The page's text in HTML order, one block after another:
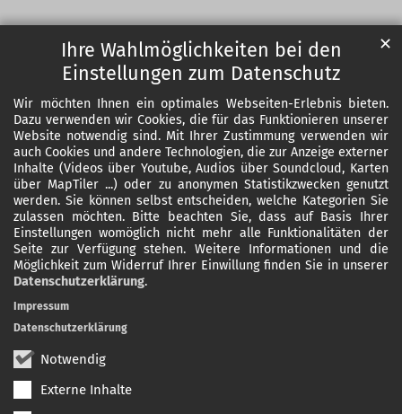
Ihre Wahlmöglichkeiten bei den
Einstellungen zum Datenschutz
Wir möchten Ihnen ein optimales Webseiten-Erlebnis bieten.
Dazu verwenden wir Cookies, die für das Funktionieren unserer
Website notwendig sind. Mit Ihrer Zustimmung verwenden wir
auch Cookies und andere Technologien, die zur Anzeige externer
Inhalte (Videos über Youtube, Audios über Soundcloud, Karten
über MapTiler ...) oder zu anonymen Statistikzwecken genutzt
werden. Sie können selbst entscheiden, welche Kategorien Sie
zulassen möchten. Bitte beachten Sie, dass auf Basis Ihrer
Einstellungen womöglich nicht mehr alle Funktionalitäten der
Seite zur Verfügung stehen. Weitere Informationen und die
Möglichkeit zum Widerruf Ihrer Einwillung finden Sie in unserer
Datenschutzerklärung.
Notwendig
Externe Inhalte
✕
Impressum
Datenschutzerklärung